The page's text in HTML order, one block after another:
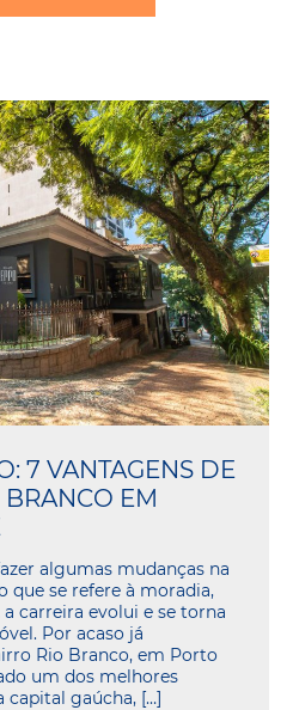
7 VANTAGENS DE
EM
algumas mudanças na
que se refere à moradia,
carreira evolui e se torna
Por acaso já
Rio Branco, em Porto
um dos melhores
capital gaúcha, […]